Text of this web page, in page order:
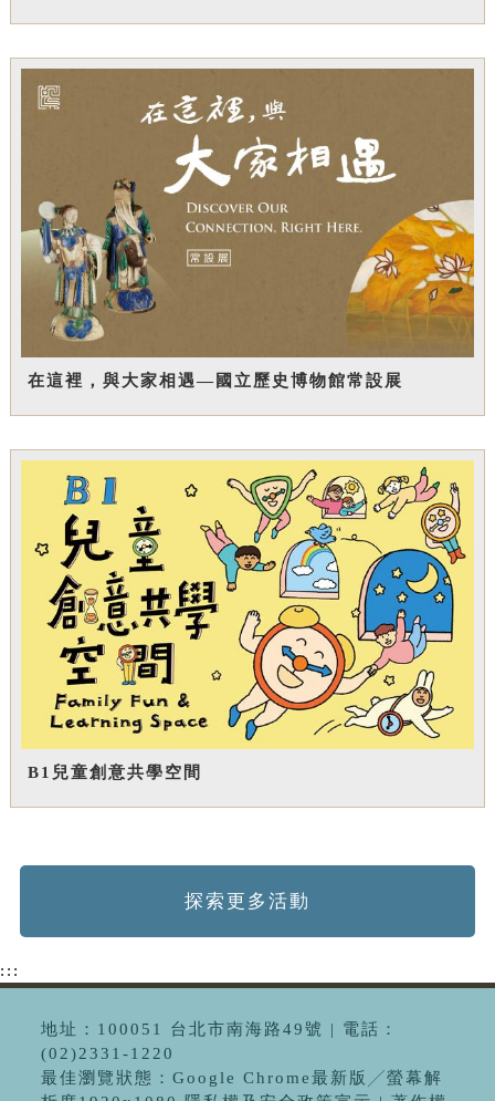
在這裡，與大家相遇—國立歷史博物館常設展
B1兒童創意共學空間
探索更多活動
:::
地址：100051 台北市南海路49號 | 電話：
(02)2331-1220
最佳瀏覽狀態：Google Chrome最新版╱螢幕解